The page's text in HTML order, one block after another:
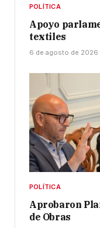
POLÍTICA
Apoyo
textiles
6 de agosto de 2026
POLÍTICA
Aprobaron
de Obras